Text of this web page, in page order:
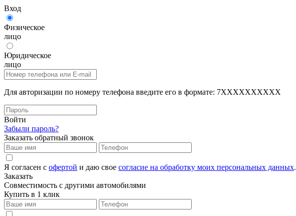
Вход
Физическое
лицо
Юридическое
лицо
Для авторизации по номеру телефона введите его в формате: 7XXXXXXXXXX
Войти
Забыли пароль?
Заказать обратный звонок
Я согласен с офертой и даю свое согласие на обработку моих персональных данных.
Заказать
Совместимость с другими автомобилями
Купить в 1 клик